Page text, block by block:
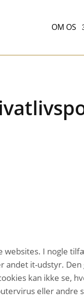
OM OS
websites. I nogle
andet it-udstyr.
kan ikke se,
eller andre